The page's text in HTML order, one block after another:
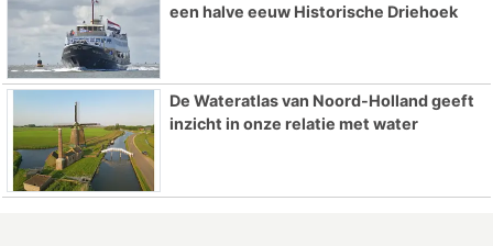
een halve eeuw Historische Driehoek
De Wateratlas van Noord-Holland geeft
inzicht in onze relatie met water